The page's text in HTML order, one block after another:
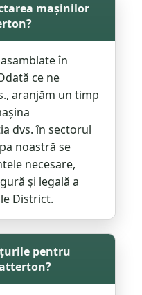
mașinilor
în
ce ne
aranjăm un timp
dvs. în sectorul
noastră se
necesare,
și legală a
District.
pentru